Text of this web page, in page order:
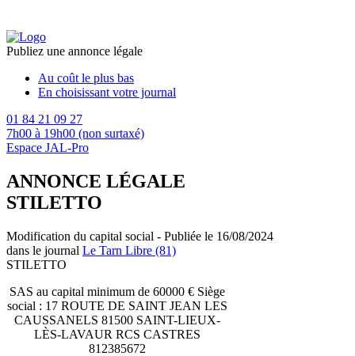
Publiez une annonce légale
Au coût le plus bas
En choisissant votre journal
01 84 21 09 27
7h00 à 19h00 (non surtaxé)
Espace JAL-Pro
ANNONCE LÉGALE
STILETTO
Modification du capital social - Publiée le 16/08/2024
dans le journal Le Tarn Libre (81)
STILETTO
SAS au capital minimum de 60000 € Siège
social : 17 ROUTE DE SAINT JEAN LES
CAUSSANELS 81500 SAINT-LIEUX-
LÈS-LAVAUR RCS CASTRES
812385672